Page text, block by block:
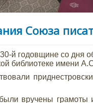
Союза
годовщине со дня
библиотеке имени
приднестровские
вручены грамоты и